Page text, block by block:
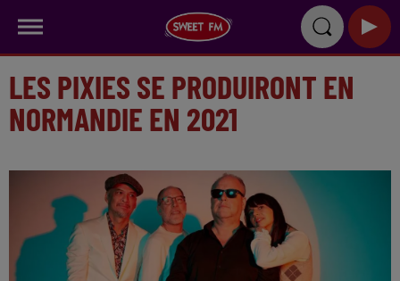
LES PIXIES SE PRODUIRONT EN
NORMANDIE EN 2021